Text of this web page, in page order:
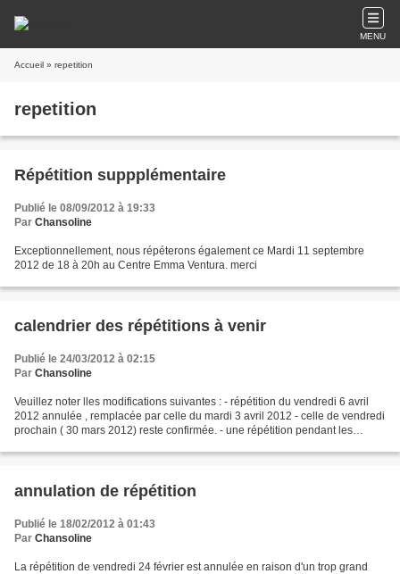
MENU
Accueil » repetition
repetition
Répétition suppplémentaire
Publié le 08/09/2012 à 19:33
Par Chansoline
Exceptionnellement, nous répéterons également ce Mardi 11 septembre
2012 de 18 à 20h au Centre Emma Ventura. merci
calendrier des répétitions à venir
Publié le 24/03/2012 à 02:15
Par Chansoline
Veuillez noter lles modifications suivantes : - répétition du vendredi 6 avril
2012 annulée , remplacée par celle du mardi 3 avril 2012 - celle de vendredi
prochain ( 30 mars 2012) reste confirmée. - une répétition pendant les
annulation de répétition
Publié le 18/02/2012 à 01:43
Par Chansoline
La répétition de vendredi 24 février est annulée en raison d'un trop grand